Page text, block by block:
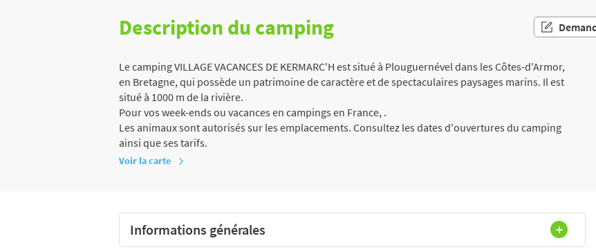
Description du camping
Le camping VILLAGE VACANCES DE KERMARC'H est situé à Plouguernével dans les Côtes-d'Armor,
en Bretagne, qui possède un patrimoine de caractère et de spectaculaires paysages marins. Il est
situé à 1000 m de la rivière.
Pour vos week-ends ou vacances en campings en France, .
Les animaux sont autorisés sur les emplacements. Consultez les dates d'ouvertures du camping
ainsi que ses tarifs.
Voir la carte
Informations générales